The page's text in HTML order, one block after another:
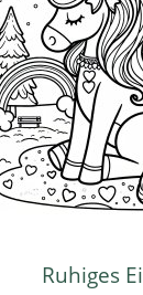
Ruhiges